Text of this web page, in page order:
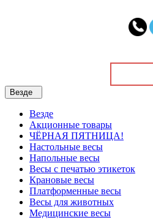
Везде
Везде
Акционные товары
ЧЁРНАЯ ПЯТНИЦА!
Настольные весы
Напольные весы
Весы с печатью этикеток
Крановые весы
Платформенные весы
Весы для животных
Медицинские весы